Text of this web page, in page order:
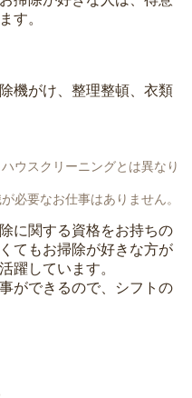
す。
機がけ、整理整頓、衣類
ウスクリーニングとは異なり
必要なお仕事はありません。
に関する資格をお持ちの
てもお掃除が好きな方が
躍しています。
ができるので、シフトの